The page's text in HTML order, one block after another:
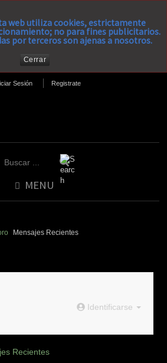
web utiliza cookies, estrictamente
no para fines publicitarios.
por terceros son ajenas a nosotros.
Cerrar
Sesión Registrate
MENU
Mensajes Recientes
Identificarse
Recientes